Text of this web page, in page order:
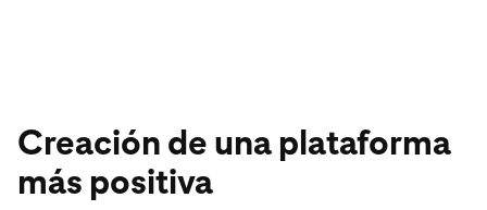
Creación de una plataforma
más positiva